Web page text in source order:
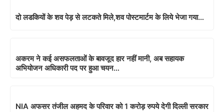
दो लडकियों के शव पेड़ से लटकते मिले,शव पोस्टमार्टम के लिये भेजा गया…
अकरम ने कई असफलताओं के बावजूद हार नहीं मानी, अब सहायक
अभियोजन अधिकारी पद पर हुआ चयन…
NIA अफसर तंजील अहमद के परिवार को 1 करोड़ रुपये देगी दिल्ली सरकार